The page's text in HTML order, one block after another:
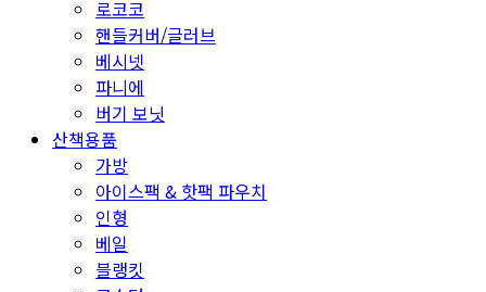
로코코
핸들커버/글러브
베시넷
파니에
버기 보닛
산책용품
가방
아이스팩 & 핫팩 파우치
인형
베일
블랭킷